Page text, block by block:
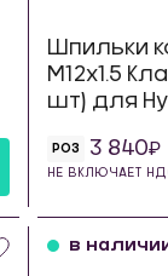
Шпильки
М12х1.5
шт) для
РОЗ 3 840
НЕ ВКЛЮЧАЕТ
в